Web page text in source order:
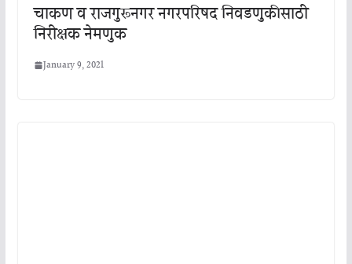
चाकण व राजगुरूनगर नगरपरिषद निवडणुकीसाठी
निरीक्षक नेमणुक
January 9, 2021